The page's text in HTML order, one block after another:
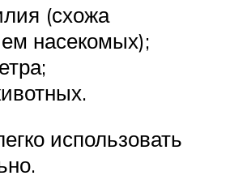
(схожа
насекомых);
использовать